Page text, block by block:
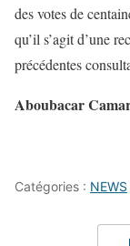
des votes de
qu’il s’agit d’une
précédentes
Aboubacar
Catégories : NEWS